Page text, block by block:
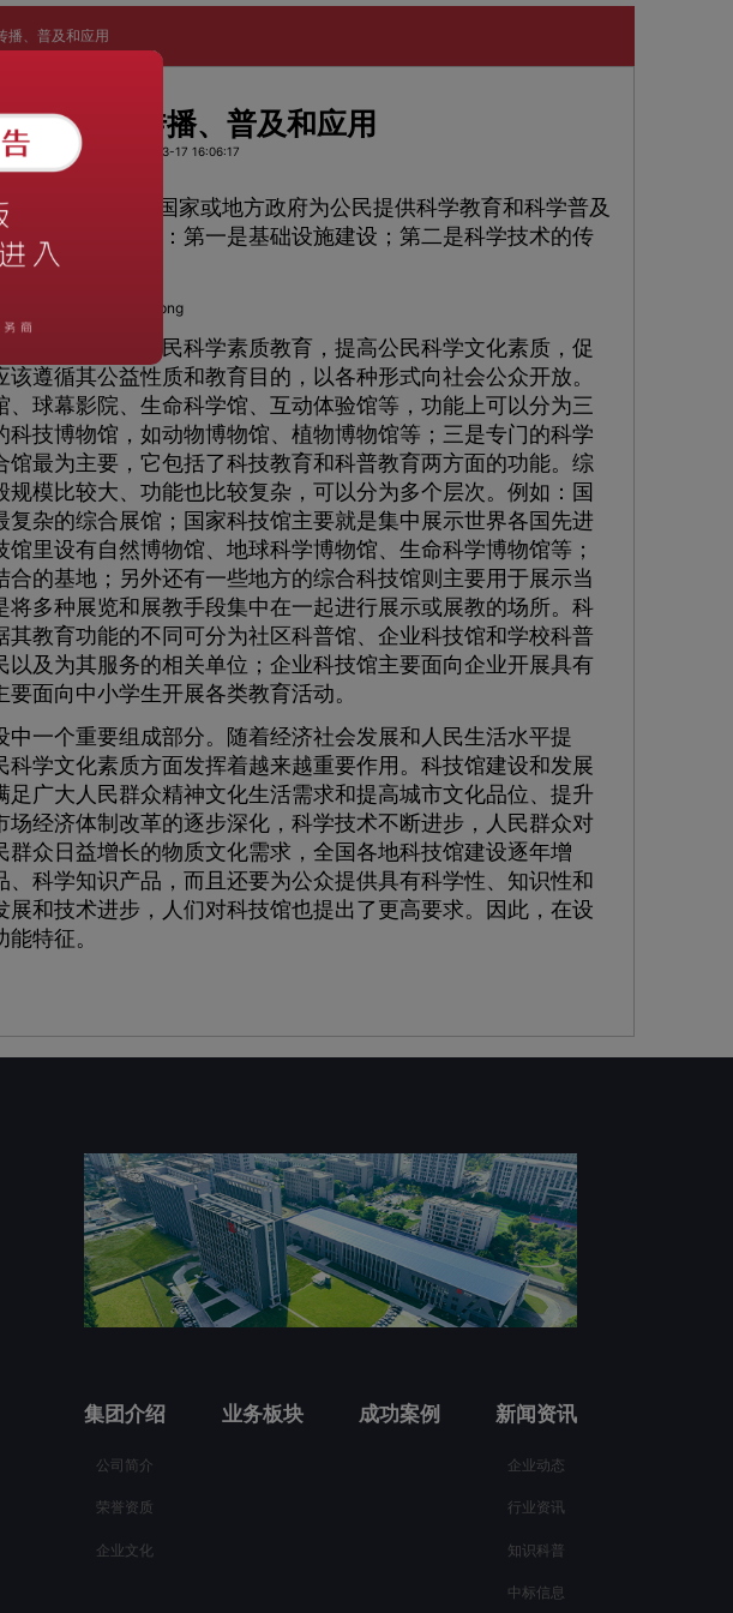
播、普及和应用
学技术的传播、普及和应用
数：1670 时间：2023-03-17 16:06:17
用的场所，是国家或地方政府为公民提供科学教育和科学普及
要有三个方面：第一是基础设施建设；第二是科学技术的传
务是开展全民科学素质教育，提高公民科学文化素质，促
遵循其公益性质和教育目的，以各种形式向社会公众开放。
球幕影院、生命科学馆、互动体验馆等，功能上可以分为三
技博物馆，如动物博物馆、植物博物馆等；三是专门的科学
最为主要，它包括了科技教育和科普教育两方面的功能。综
模比较大、功能也比较复杂，可以分为多个层次。例如：国
杂的综合展馆；国家科技馆主要就是集中展示世界各国先进
里设有自然博物馆、地球科学博物馆、生命科学博物馆等；
的基地；另外还有一些地方的综合科技馆则主要用于展示当
多种展览和展教手段集中在一起进行展示或展教的场所。科
教育功能的不同可分为社区科普馆、企业科技馆和学校科普
及为其服务的相关单位；企业科技馆主要面向企业开展具有
面向中小学生开展各类教育活动。
一个重要组成部分。随着经济社会发展和人民生活水平提
学文化素质方面发挥着越来越重要作用。科技馆建设和发展
广大人民群众精神文化生活需求和提高城市文化品位、提升
经济体制改革的逐步深化，科学技术不断进步，人民群众对
众日益增长的物质文化需求，全国各地科技馆建设逐年增
科学知识产品，而且还要为公众提供具有科学性、知识性和
和技术进步，人们对科技馆也提出了更高要求。因此，在设
特征。
集团介绍
公司简介
荣誉资质
企业文化
业务板块 成功案例 新闻资讯
企业动态
行业资讯
知识科普
中标信息